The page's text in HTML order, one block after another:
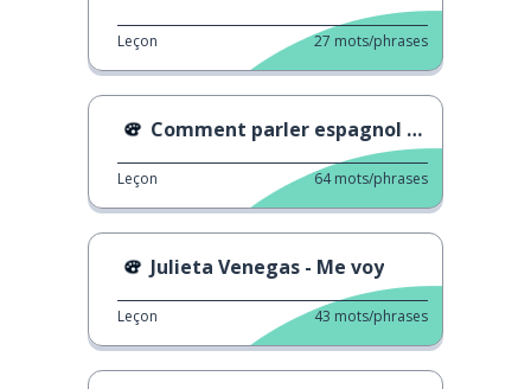
Leçon 27 mots/phrases
Comment parler espagnol avec des gestes
Leçon 64 mots/phrases
Julieta Venegas - Me voy
Leçon 43 mots/phrases